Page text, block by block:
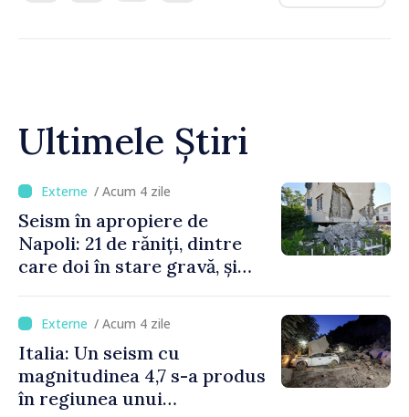
Ultimele Știri
/ Acum 4 zile
Seism în apropiere de
Napoli: 21 de răniți, dintre
care doi în stare gravă, și
/ Acum 4 zile
Italia: Un seism cu
magnitudinea 4,7 s-a produs
în regiunea unui